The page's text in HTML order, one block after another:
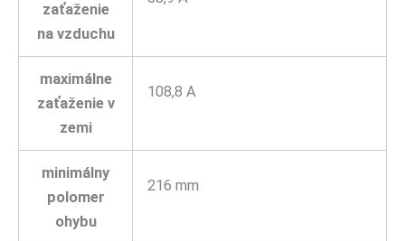
zaťaženie
na vzduchu
maximálne
zaťaženie v
zemi
108,8 A
minimálny
polomer
ohybu
216 mm